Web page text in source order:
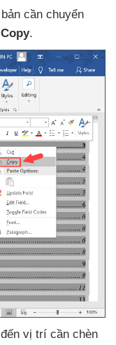
cần chuyển
Copy.
vị trí cần chèn